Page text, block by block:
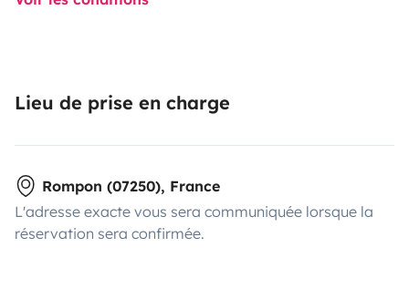
Lieu de prise en charge
Rompon (07250), France
L'adresse exacte vous sera communiquée lorsque la
réservation sera confirmée.